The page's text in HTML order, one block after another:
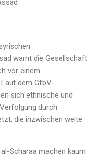
warnt die Gesellschaft
vor einem
dem GfbV-
sich ethnische und
durch
die inzwischen weite
Scharaa machen kaum